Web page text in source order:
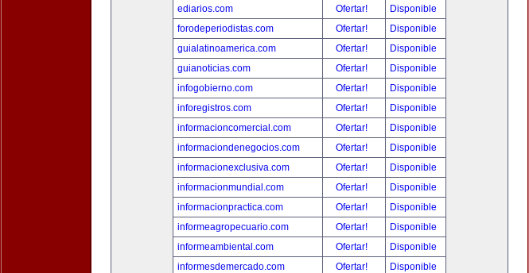
ediarios.com
Ofertar!
Disponible
forodeperiodistas.com
Ofertar!
Disponible
guialatinoamerica.com
Ofertar!
Disponible
guianoticias.com
Ofertar!
Disponible
infogobierno.com
Ofertar!
Disponible
inforegistros.com
Ofertar!
Disponible
informacioncomercial.com
Ofertar!
Disponible
informaciondenegocios.com
Ofertar!
Disponible
informacionexclusiva.com
Ofertar!
Disponible
informacionmundial.com
Ofertar!
Disponible
informacionpractica.com
Ofertar!
Disponible
informeagropecuario.com
Ofertar!
Disponible
informeambiental.com
Ofertar!
Disponible
informesdemercado.com
Ofertar!
Disponible